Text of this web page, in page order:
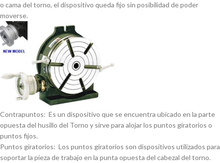
o cama del torno, el dispositivo queda fijo sin posibilidad de poder
moverse.
Contrapuntos: Es un dispositivo que se encuentra ubicado en la parte
opuesta del husillo del Torno y sirve para alojar los puntos giratorios o
puntos fijos.
Puntos giratorios: Los puntos giratorios son dispositivos utilizados para
soportar la pieza de trabajo en la punta opuesta del cabezal del torno.